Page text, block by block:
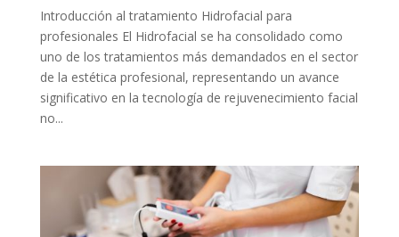
Introducción al tratamiento Hidrofacial para
profesionales El Hidrofacial se ha consolidado como
uno de los tratamientos más demandados en el sector
de la estética profesional, representando un avance
significativo en la tecnología de rejuvenecimiento facial
no...